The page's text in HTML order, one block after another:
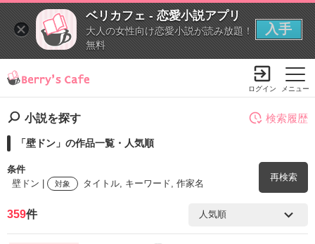
ベリカフェ - 恋愛小説アプリ
大人の女性向け恋愛小説が読み放題！
無料
入手
メニュー
ログイン
小説を探す
「壁ドン」の作品一覧・人気順
条件
壁ドン |
対象 タイトル, キーワード, 作家名
再検索
検索ワード
検索履歴
359件